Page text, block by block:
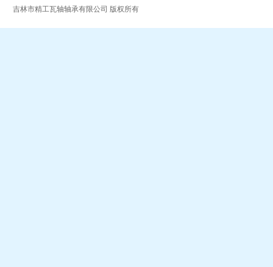
吉林市精工瓦轴轴承有限公司 版权所有